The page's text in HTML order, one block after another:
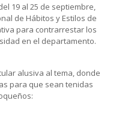
19 al 25 de septiembre,
de Hábitos y Estilos de
para contrarrestar los
en el departamento.
alusiva al tema, donde
para que sean tenidas